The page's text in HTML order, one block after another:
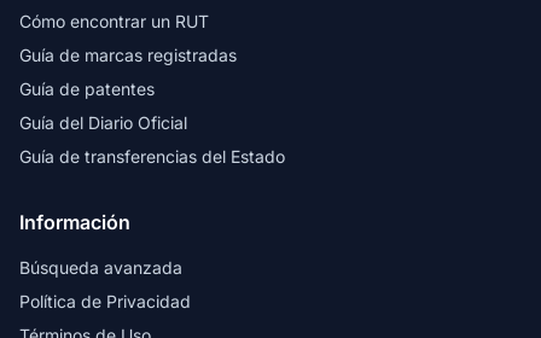
Cómo encontrar un RUT
Guía de marcas registradas
Guía de patentes
Guía del Diario Oficial
Guía de transferencias del Estado
Información
Búsqueda avanzada
Política de Privacidad